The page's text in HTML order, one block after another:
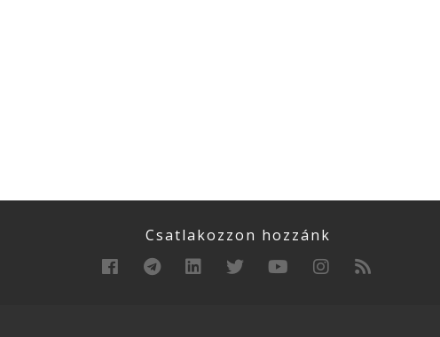
Csatlakozzon hozzánk